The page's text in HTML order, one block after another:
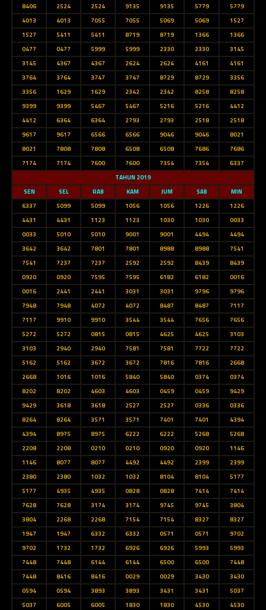
8406
2524 2524 9135 9135 5779
5779
4013
4013 7055 7055 5069 5069
1527
1527
5411 5411 8719 8719 1366
1366
0477
0477 5999 5999 2330 2330
3145
3145
4367 4367 2624 2624 4161
4161
3764
3764 3747 3747 8729 8729
3356
3356
1629 1629 2342 2342 8258
8258
9399
9399 5467 5467 5216 5216
4412
4412
6364 6364 2793 2793 2518
2518
9617
9617 6566 6566 9046 9046
8021
8021
7808 7808 6508 6508 7686
7686
7174
7174 7600 7600 7354 7354
6337
TAHUN 2019
SEN
SEL RAB KAM JUM SAB
MIN
6337
5099 5099 1056 1056 1226
1226
4431
4431 1123 1123 1030 1030
0033
0033
5010 5010 9001 9001 4494
4494
3642
3642 7801 7801 8988 8988
7541
7541
7237 7237 2592 2592 8439
8439
0920
0920 7595 7595 6182 6182
0016
0016
2441 2441 3031 3031 9796
9796
7948
7948 4072 4072 8487 8487
7117
7117
9910 9910 3544 3544 7656
7656
5272
5272 0815 0815 4625 4625
3103
3103
2940 2940 7581 7581 7722
7722
5162
5162 3672 3672 7816 7816
2668
2668
1016 1016 5840 5840 0374
0374
8202
8202 4603 4603 0459 0459
9429
9429
3618 3618 2527 2527 0336
0336
8264
8264 3571 3571 7401 7401
4394
4394
8975 8975 6222 6222 5268
5268
2208
2208 0210 0210 0920 0920
1146
1146
8077 8077 4492 4492 2399
2399
2380
2380 1032 1032 8104 8104
5177
5177
4935 4935 0828 0828 7414
7414
7628
7628 3174 3174 9745 9745
3804
3804
2268 2268 7154 7154 8327
8327
1947
1947 6332 6332 0571 0571
9702
9702
1732 1732 6926 6926 5993
5993
7448
7448 6144 6144 6500 6500
7448
7448
8416 8416 0029 0029 3430
3430
0594
0594 3893 3893 3431 3431
5037
5037
6005 6005 1830 1830 4530
4530